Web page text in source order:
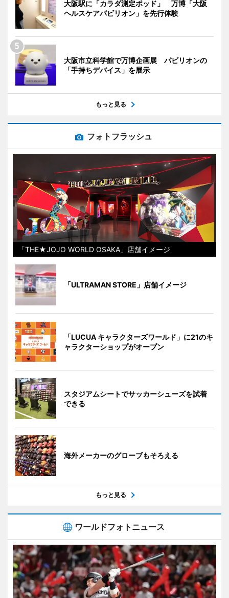
大阪駅に「カラダ測定ポッド」 万博「大阪
ヘルスケアパビリオン」を先行体験
大阪市立科学館で万博企画展 パビリオンの
「手持ちデバイス」を展示
もっと見る
フォトフラッシュ
「THE★JOJO WORLD OSAKA」店舗イメージ
「ULTRAMAN STORE」店舗イメージ
「LUCUA キャラクターズワールド」に21のキ
ャラクターショップがオープン
スタジアムシートでサッカーシューズを試着
できる
海外メーカーのグローブもそろえる
もっと見る
ワールドフォトニュース